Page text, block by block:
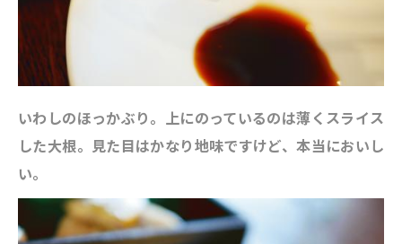
いわしのほっかぶり。上にのっているのは薄くスライス
した大根。見た目はかなり地味ですけど、本当においし
い。